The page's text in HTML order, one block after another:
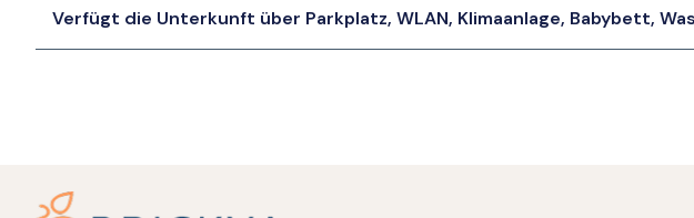
Verfügt die Unterkunft über Parkplatz, WLAN, Klimaanlage, Babybett,